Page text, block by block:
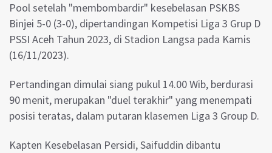
Pool setelah "membombardir" kesebelasan PSKBS
Binjei 5-0 (3-0), dipertandingan Kompetisi Liga 3 Grup D
PSSI Aceh Tahun 2023, di Stadion Langsa pada Kamis
(16/11/2023).
Pertandingan dimulai siang pukul 14.00 Wib, berdurasi
90 menit, merupakan "duel terakhir" yang menempati
posisi teratas, dalam putaran klasemen Liga 3 Group D.
Kapten Kesebelasan Persidi, Saifuddin dibantu